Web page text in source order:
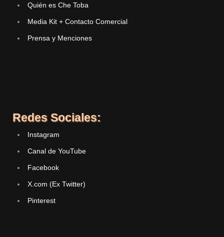
Quién es Che Toba
Media Kit + Contacto Comercial
Prensa y Menciones
Redes Sociales:
Instagram
Canal de YouTube
Facebook
X.com (Ex Twitter)
Pinterest